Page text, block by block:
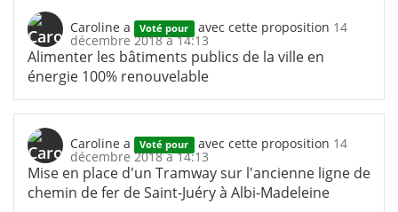
Caroline a Voté pour avec cette proposition 14
décembre 2018 à 14:13
Alimenter les bâtiments publics de la ville en
énergie 100% renouvelable
Caroline a Voté pour avec cette proposition 14
décembre 2018 à 14:13
Mise en place d'un Tramway sur l'ancienne ligne de
chemin de fer de Saint-Juéry à Albi-Madeleine